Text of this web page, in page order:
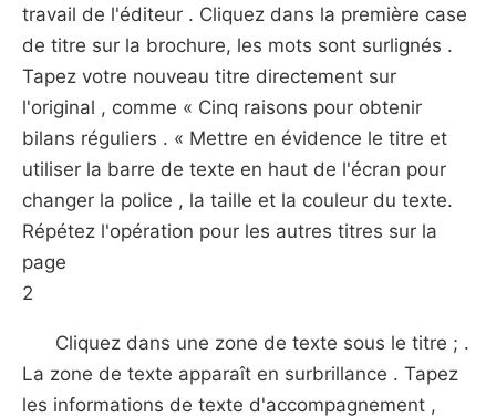
travail de l'éditeur . Cliquez dans la première case
de titre sur la brochure, les mots sont surlignés .
Tapez votre nouveau titre directement sur ​​
l'original , comme « Cinq raisons pour obtenir
bilans réguliers . « Mettre en évidence le titre et
utiliser la barre de texte en haut de l'écran pour
changer la police , la taille et la couleur du texte.
Répétez l'opération pour les autres titres sur la
page
2
Cliquez dans une zone de texte sous le titre ; .
La zone de texte apparaît en surbrillance . Tapez
les informations de texte d'accompagnement ,